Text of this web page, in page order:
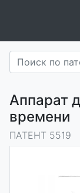
Аппарат
времени
ПАТЕНТ 5519